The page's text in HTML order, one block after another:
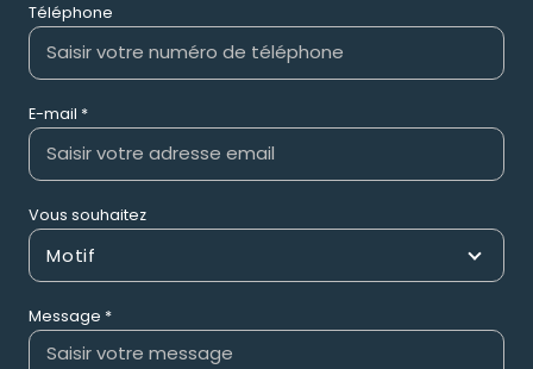
Téléphone
E-mail *
Vous souhaitez
Motif
Message *